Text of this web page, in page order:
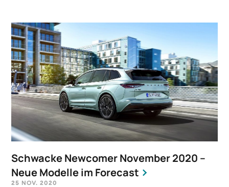
Schwacke Newcomer November 2020 –
Neue Modelle im Forecast
25 NOV. 2020